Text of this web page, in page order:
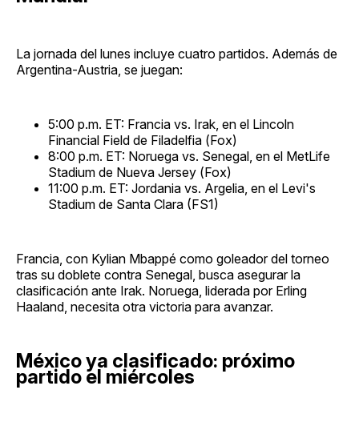
La jornada del lunes incluye cuatro partidos. Además de
Argentina-Austria, se juegan:
5:00 p.m. ET: Francia vs. Irak, en el Lincoln
Financial Field de Filadelfia (Fox)
8:00 p.m. ET: Noruega vs. Senegal, en el MetLife
Stadium de Nueva Jersey (Fox)
11:00 p.m. ET: Jordania vs. Argelia, en el Levi's
Stadium de Santa Clara (FS1)
Francia, con Kylian Mbappé como goleador del torneo
tras su doblete contra Senegal, busca asegurar la
clasificación ante Irak. Noruega, liderada por Erling
Haaland, necesita otra victoria para avanzar.
México ya clasificado: próximo
partido el miércoles